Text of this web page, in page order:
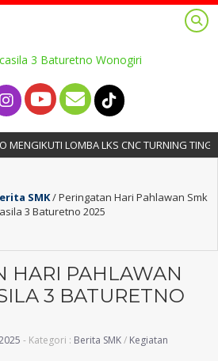
LOMBA LKS CNC TURNING
SMK/Peringatan Hari Pahlawan Smk
3 Baturetno 2025
HARI PAHLAWAN
3 BATURETNO
- Kategori : Berita SMK/ Kegiatan